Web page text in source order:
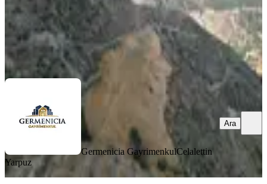
Germenicia Gayrimenkul Celalettin Yarpuz
Ara
Germenicia GayrimenkulCelalettin
Yarpuz
Ara